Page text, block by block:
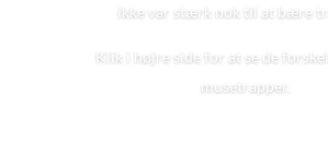
ikke var stærk nok til at bære
Klik i højre side for at se de
musetrapper.